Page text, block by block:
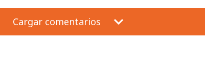
Cargar comentarios